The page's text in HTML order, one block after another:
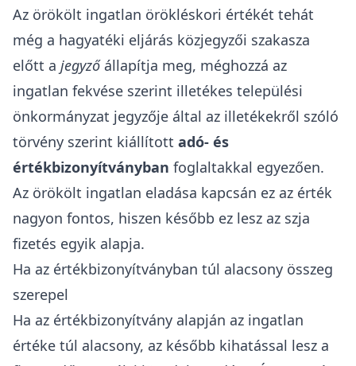
Az örökölt ingatlan örökléskori értékét tehát
még a hagyatéki eljárás közjegyzői szakasza
előtt a jegyzőállapítja meg, méghozzá az
ingatlan fekvése szerint illetékes települési
önkormányzat jegyzője által az illetékekről szóló
törvény szerint kiállított adó- és
értékbizonyítványban foglaltakkal egyezően.
Az örökölt ingatlan eladása kapcsán ez az érték
nagyon fontos, hiszen később ez lesz az szja
fizetés egyik alapja.
Ha az értékbizonyítványban túl alacsony összeg
szerepel
Ha az értékbizonyítvány alapján az ingatlan
értéke túl alacsony, az később kihatással lesz a